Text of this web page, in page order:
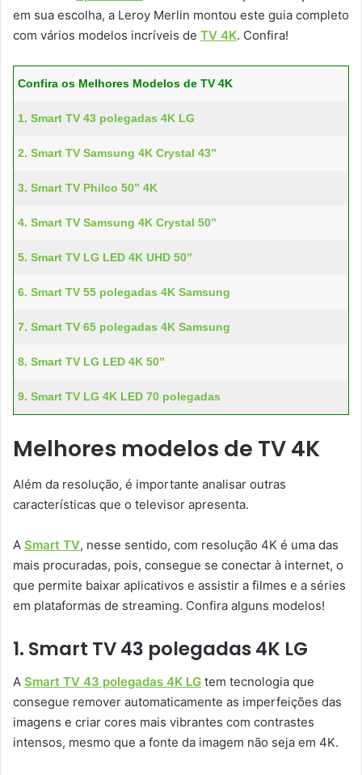
em sua escolha, a Leroy Merlin montou este guia completo
com vários modelos incríveis de TV 4K. Confira!
Confira os Melhores Modelos de TV 4K
1. Smart TV 43 polegadas 4K LG
2. Smart TV Samsung 4K Crystal 43”
3. Smart TV Philco 50” 4K
4. Smart TV Samsung 4K Crystal 50”
5. Smart TV LG LED 4K UHD 50”
6. Smart TV 55 polegadas 4K Samsung
7. Smart TV 65 polegadas 4K Samsung
8. Smart TV LG LED 4K 50”
9. Smart TV LG 4K LED 70 polegadas
Melhores modelos de TV 4K
Além da resolução, é importante analisar outras
características que o televisor apresenta.
A Smart TV, nesse sentido, com resolução 4K é uma das
mais procuradas, pois, consegue se conectar à internet, o
que permite baixar aplicativos e assistir a filmes e a séries
em plataformas de streaming. Confira alguns modelos!
1. Smart TV 43 polegadas 4K LG
A Smart TV 43 polegadas 4K LG tem tecnologia que
consegue remover automaticamente as imperfeições das
imagens e criar cores mais vibrantes com contrastes
intensos, mesmo que a fonte da imagem não seja em 4K.